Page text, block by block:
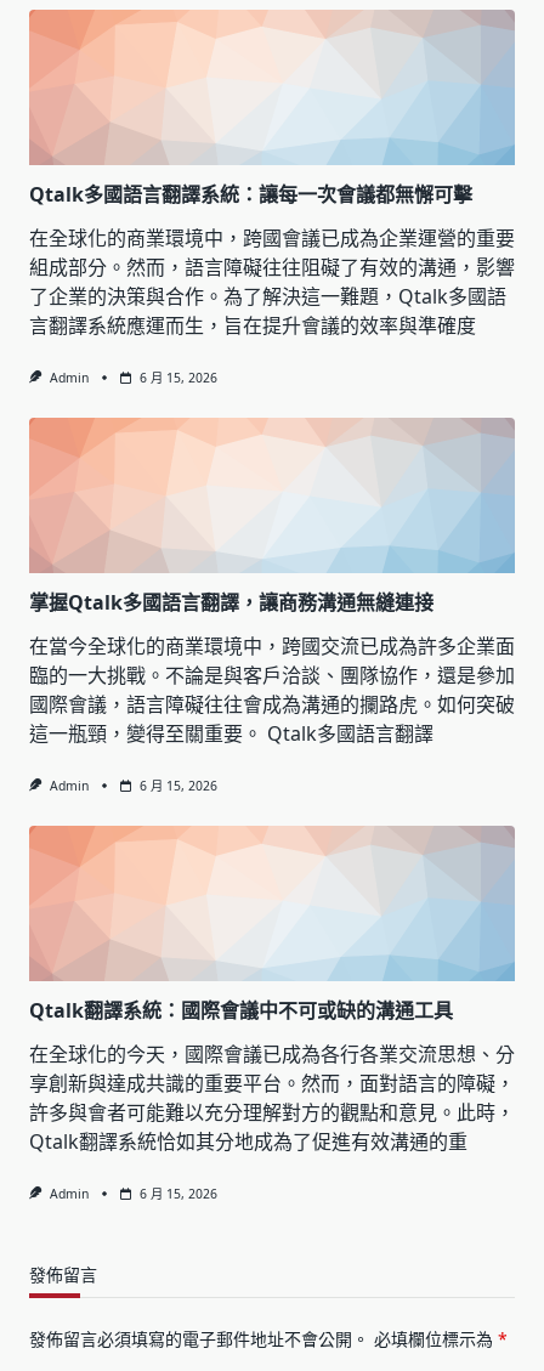
Qtalk多國語言翻譯系統：讓每一次會議都無懈可擊
在全球化的商業環境中，跨國會議已成為企業運營的重要
組成部分。然而，語言障礙往往阻礙了有效的溝通，影響
了企業的決策與合作。為了解決這一難題，Qtalk多國語
言翻譯系統應運而生，旨在提升會議的效率與準確度
Admin 6 月 15, 2026
掌握Qtalk多國語言翻譯，讓商務溝通無縫連接
在當今全球化的商業環境中，跨國交流已成為許多企業面
臨的一大挑戰。不論是與客戶洽談、團隊協作，還是參加
國際會議，語言障礙往往會成為溝通的攔路虎。如何突破
這一瓶頸，變得至關重要。 Qtalk多國語言翻譯
Admin 6 月 15, 2026
Qtalk翻譯系統：國際會議中不可或缺的溝通工具
在全球化的今天，國際會議已成為各行各業交流思想、分
享創新與達成共識的重要平台。然而，面對語言的障礙，
許多與會者可能難以充分理解對方的觀點和意見。此時，
Qtalk翻譯系統恰如其分地成為了促進有效溝通的重
Admin 6 月 15, 2026
發佈留言
發佈留言必須填寫的電子郵件地址不會公開。 必填欄位標示為 *